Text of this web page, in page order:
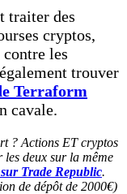
traiter des
cryptos,
les
trouver
Terraform
cavale.
? Actions ET cryptos
deux sur la même
Trade Republic.
de dépôt de 2000€)